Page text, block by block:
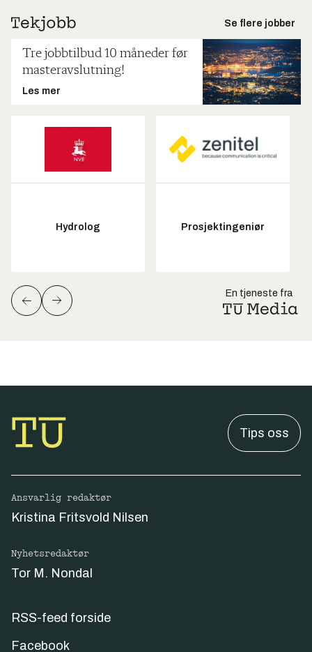
Se flere jobber
Tre jobbtilbud 10 måneder før
masteravslutning!
Les mer
Hydrolog Prosjektingeniør
En tjeneste fra
Tips oss
Ansvarlig redaktør
Kristina Fritsvold Nilsen
Nyhetsredaktør
Tor M. Nondal
RSS-feed forside
Facebook